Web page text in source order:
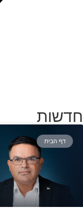
חדשות
דף הבית